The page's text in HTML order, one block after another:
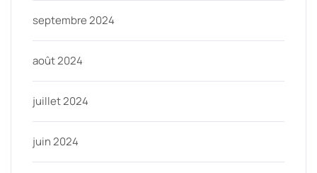
septembre 2024
août 2024
juillet 2024
juin 2024